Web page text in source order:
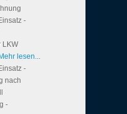
-
LKW
Mehr lesen...
-
nach
-